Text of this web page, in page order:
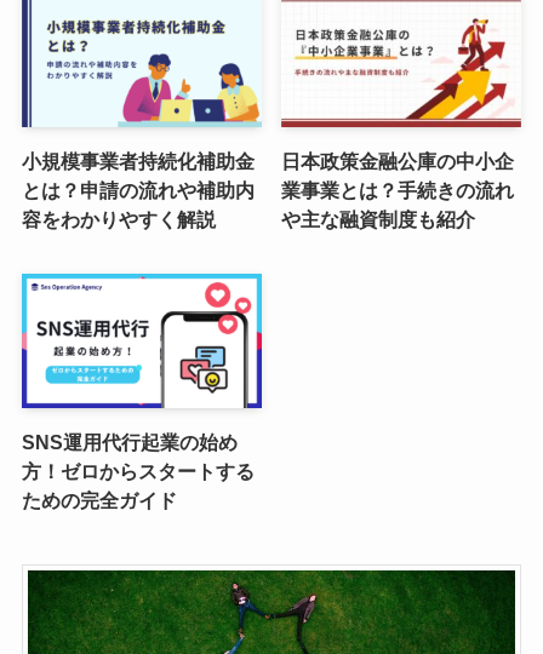
小規模事業者持続化補助金
とは？申請の流れや補助内
容をわかりやすく解説
日本政策金融公庫の中小企
業事業とは？手続きの流れ
や主な融資制度も紹介
SNS運用代行起業の始め
方！ゼロからスタートする
ための完全ガイド